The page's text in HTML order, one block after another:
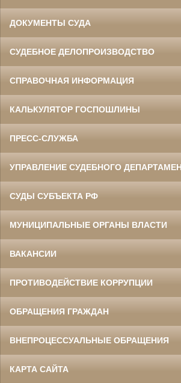
ДОКУМЕНТЫ СУДА
СУДЕБНОЕ ДЕЛОПРОИЗВОДСТВО
СПРАВОЧНАЯ ИНФОРМАЦИЯ
КАЛЬКУЛЯТОР ГОСПОШЛИНЫ
ПРЕСС-СЛУЖБА
УПРАВЛЕНИЕ СУДЕБНОГО
СУДЫ СУБЪЕКТА РФ
МУНИЦИПАЛЬНЫЕ ОРГАНЫ ВЛАСТИ
ВАКАНСИИ
ПРОТИВОДЕЙСТВИЕ КОРРУПЦИИ
ОБРАЩЕНИЯ ГРАЖДАН
ВНЕПРОЦЕССУАЛЬНЫЕ ОБРАЩЕНИЯ
КАРТА САЙТА